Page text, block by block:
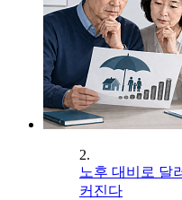
2.
노후 대비로 달
커진다